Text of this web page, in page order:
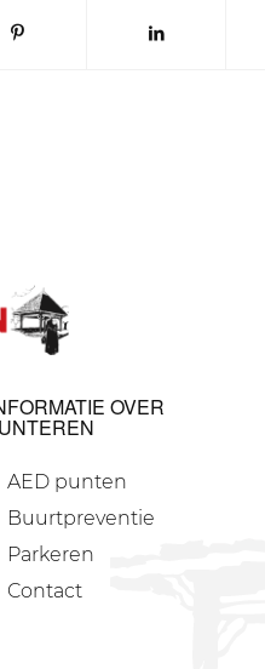
OVER
AED punten
Buurtpreventie
Parkeren
Contact